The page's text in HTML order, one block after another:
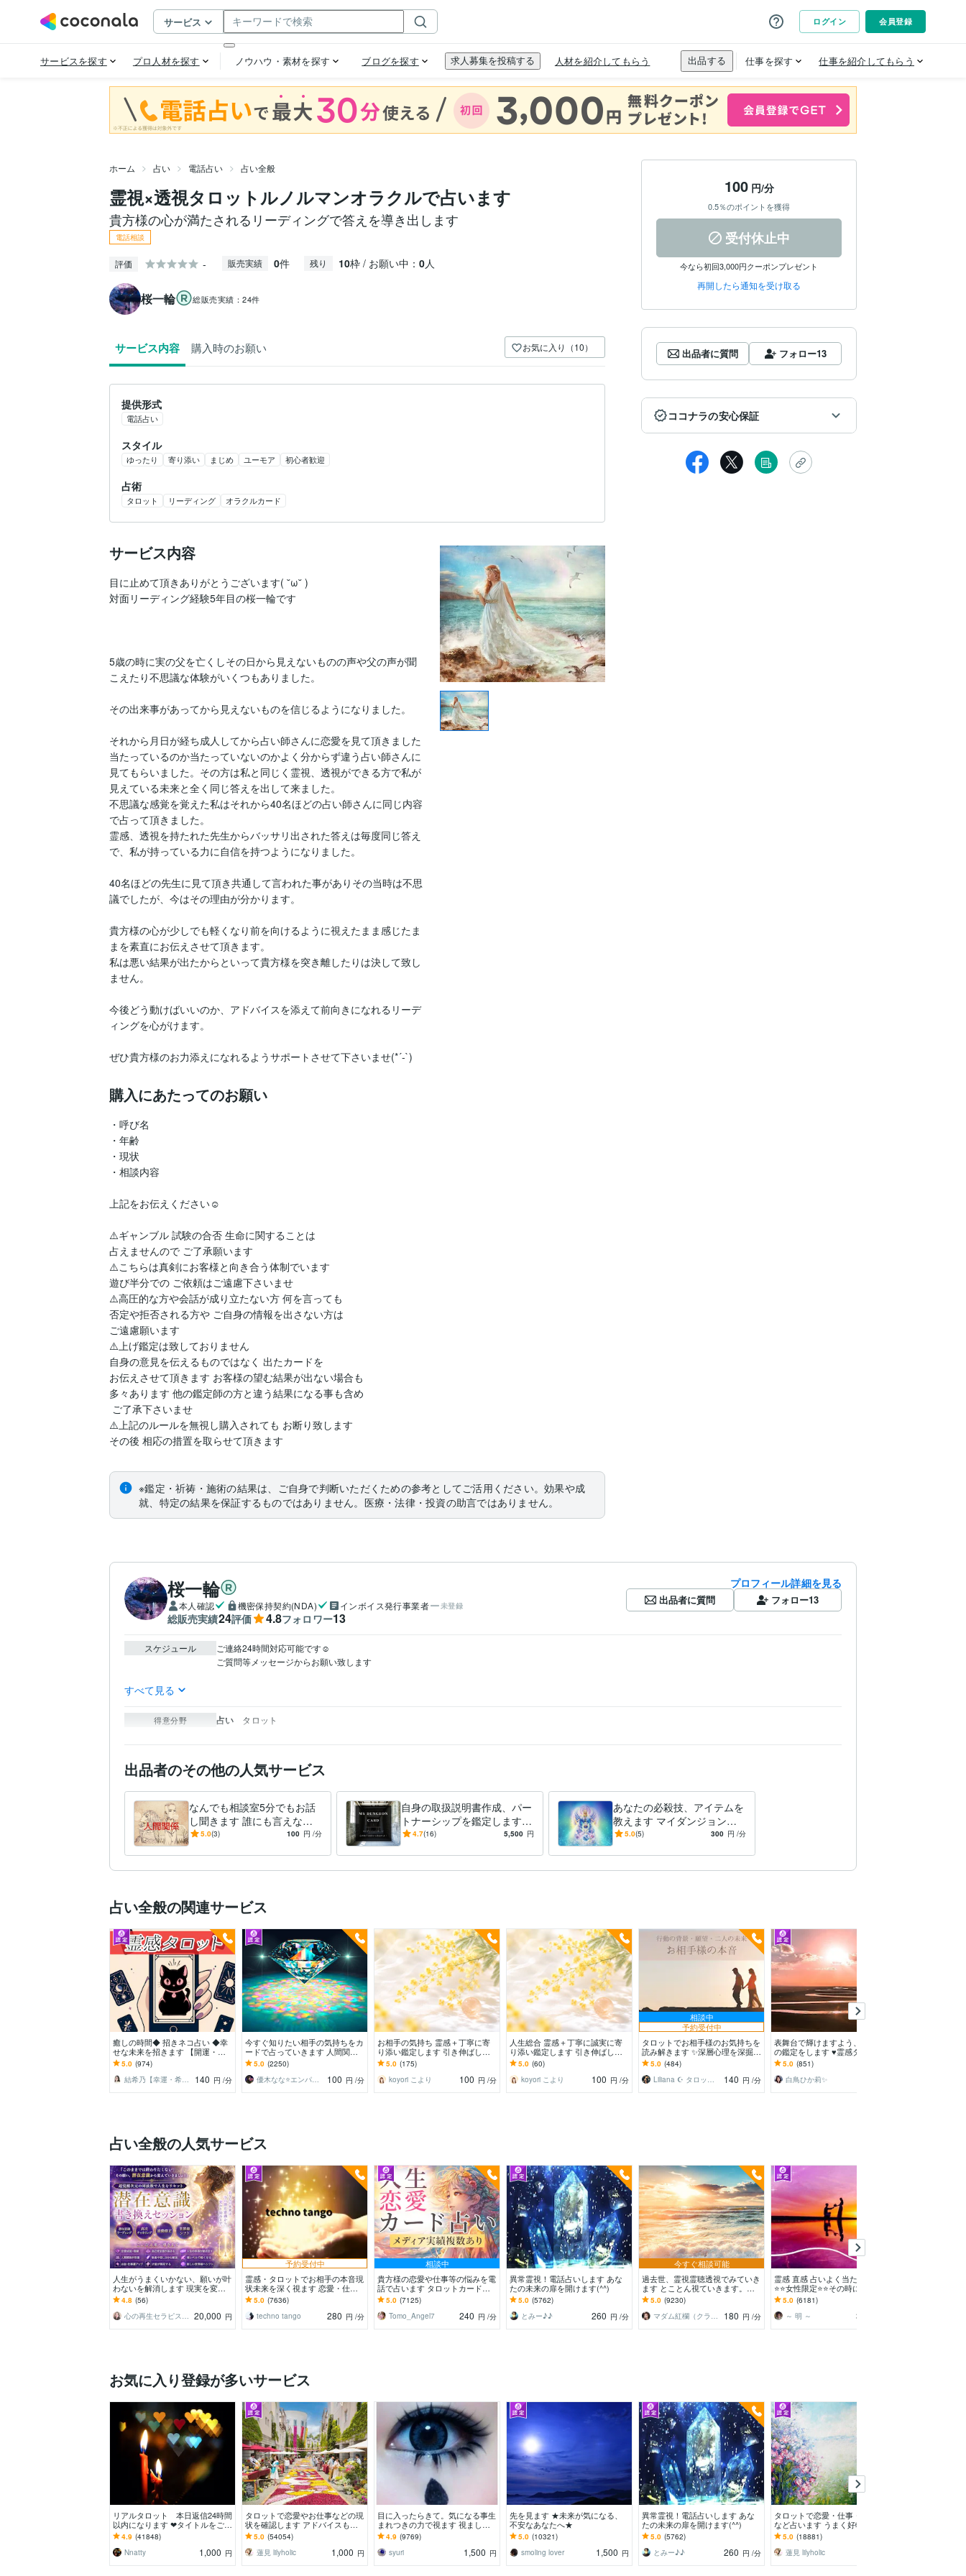
ホーム 占い 電話占い 占い全般
霊視×透視タロットルノルマンオラクルで占います
貴方様の心が満たされるリーディングで答えを導き出します
電話相談
評価 - 販売実績 0件 残り 10枠 / お願い中： 0人
桜一輪 総販売実績：24件
サービス内容 購入時のお願い お気に入り（10）
提供形式
電話占い
スタイル
ゆったり 寄り添い まじめ ユーモア 初心者歓迎
占術
タロット リーディング オラクルカード
サービス内容
目に止めて頂きありがとうございます( ˘ω˘ )
対面リーディング経験5年目の桜一輪です
5歳の時に実の父を亡くしその日から見えないものの声や父の声が聞
こえたり不思議な体験がいくつもありました。
その出来事があってから見えないものを信じるようになりました。
それから月日が経ち成人してから占い師さんに恋愛を見て頂きました
当たっているのか当たっていないのかよく分からず違う占い師さんに
見てもらいました。その方は私と同じく霊視、透視ができる方で私が
見えている未来と全く同じ答えを出して来ました。
不思議な感覚を覚えた私はそれから40名ほどの占い師さんに同じ内容
で占って頂きました。
霊感、透視を持たれた先生からバッサリ出された答えは毎度同じ答え
で、私が持っている力に自信を持つようになりました。
40名ほどの先生に見て頂き共通して言われた事がありその当時は不思
議でしたが、今はその理由が分かります。
貴方様の心が少しでも軽くなり前を向けるように視えたまま感じたま
まを素直にお伝えさせて頂きます。
私は悪い結果が出たからといって貴方様を突き離したりは決して致し
ません。
今後どう動けばいいのか、アドバイスを添えて前向きになれるリーデ
ィングを心がけます。
ぜひ貴方様のお力添えになれるようサポートさせて下さいませ(*´-`)
購入にあたってのお願い
・呼び名
・年齢
・現状
・相談内容
上記をお伝えください☺️
⚠️ギャンブル 試験の合否 生命に関することは
占えませんので ご了承願います
⚠️こちらは真剣にお客様と向き合う体制でいます
遊び半分での ご依頼はご遠慮下さいませ
⚠️高圧的な方や会話が成り立たない方 何を言っても
否定や拒否される方や ご自身の情報を出さない方は
ご遠慮願います
⚠️上げ鑑定は致しておりません
自身の意見を伝えるものではなく 出たカードを
お伝えさせて頂きます お客様の望む結果が出ない場合も
多々あります 他の鑑定師の方と違う結果になる事も含め
⚠️上記のルールを無視し購入されても お断り致します
その後 相応の措置を取らせて頂きます
※鑑定・祈祷・施術の結果は、ご自身で判断いただくための参考としてご活用ください。効果や成
就、特定の結果を保証するものではありません。医療・法律・投資の助言ではありません。
100円/分
0.5％のポイントを獲得
受付休止中
今なら初回3,000円クーポンプレゼント
再開したら通知を受け取る
出品者に質問 フォロー13
ココナラの安心保証
桜一輪
本人確認 機密保持契約(NDA) インボイス発行事業者 未登録
総販売実績24評価 4.8フォロワー13
プロフィール詳細を見る
出品者に質問 フォロー13
スケジュール
ご連絡24時間対応可能です☺︎
ご質問等メッセージからお願い致します
すべて見る
得意分野 占い タロット
出品者のその他の人気サービス
なんでも相談室5分でもお話
し聞きます 誰にも言えない
けど聞いてほしい、家庭のこ
5.0(3) 100 円 /分
自身の取扱説明書作成、パー
トナーシップを鑑定します
貴方が生まれる時に選んだ
4.7(16) 5,500 円
あなたの必殺技、アイテムを
教えます マイダンジョンカ
ード、この世に生まれた理
5.0(5) 300 円 /分
占い全般の関連サービス
癒しの時間◆ 招きネコ占い ◆幸
せな未来を招きます 【開運・恋
愛・人間関係・仕事】心が楽にな
る幸運の霊感タロット
5.0 (974)
結希乃【幸運・希望を結ぶ招きネコ占い】
140 円 /分
今すぐ知りたい相手の気持ちをカ
ードで占っていきます 人間関係✨
恋愛✨職場✨家族✨友人✨アプリ✨
SNS✨LINE…
5.0 (2250)
優木なな⭐️エンパシー
100 円 /分
お相手の気持ち 霊感＋丁寧に寄
り添い鑑定します 引き伸ばし・
説明の誘導はいたしません。ご質
問を誠実鑑定。
5.0 (175)
koyori こより
100 円 /分
人生総合 霊感＋丁寧に誠実に寄
り添い鑑定します 引き伸ばし・
説明の誘導はいたしません。ご質
問を誠実鑑定。
5.0 (60)
koyori こより
100 円 /分
相談中
予約受付中
タロットでお相手様のお気持ちを
読み解きます ✨深層心理を深掘り
✨お悩みを解決して笑顔になりま
しょう
5.0 (484)
Liliana ☪︎ タロットヒーリング
140 円 /分
表舞台で輝けますよう、愛と誠意
の鑑定をします ♥霊感タロット⭐
恋愛・復縁・仕事・夫婦・様々な
人間関係
5.0 (851)
白鳥ひか莉✨
占い全般の人気サービス
人生がうまくいかない、願いが叶
わないを解消します 現実を変え
るために努力したのに、自力では
もう無理と感じている
4.8 (56)
心の再生セラピスト YASUKO 20,000 円
予約受付中
霊感・タロットでお相手の本音現
状未来を深く視ます 恋愛・仕
事・家族・人間関係の本質を見抜
きスピード解決へ
5.0 (7636)
techno tango
280 円 /分
相談中
貴方様の恋愛や仕事等の悩みを電
話で占います タロットカード、
オラクルカード、ルノルマンカー
ドを使用します
5.0 (7125)
Tomo_Angel7
240 円 /分
異常霊視！電話占いします あな
たの未来の扉を開けます(^^)
5.0 (5762)
とみー♪♪
260 円 /分
今すぐ相談可能
過去世、霊視霊聴透視でみていき
ます とことん視ていきます。霊
視霊聴などいろいろな角度で
5.0 (9230)
マダム紅欄（クラン）
180 円 /分
霊感 直感 占いよく当たります
⭐️⭐️女性限定⭐️⭐️その時に必要な占
術で鑑定致します
5.0 (6181)
～ 明 ～
320
お気に入り登録が多いサービス
リアルタロット 本日返信24時間
以内になります ❤︎タイトルをご確
認ください❤︎
4.9 (41848)
Nnatty
1,000 円
タロットで恋愛やお仕事などの現
状を確認します アドバイスもし
っかりお届けしますので安心して
ください♡
5.0 (54054)
蓮見 lilyholic
1,000 円
目に入ったらきて。気になる事生
まれつきの力で視ます 視ましょ
う恋愛や仕事などこの先など
4.9 (9769)
syuri
1,500 円
先を見ます ★未来が気になる、
不安なあなたへ★
5.0 (10321)
smoling lover
1,500 円
異常霊視！電話占いします あな
たの未来の扉を開けます(^^)
5.0 (5762)
とみー♪♪
260 円 /分
タロットで恋愛・仕事・潜在意識
など占います うまく好転するよ
うアドバイスします✧*̣̩⋆̩☽⋆゜
5.0 (18881)
蓮見 lilyholic